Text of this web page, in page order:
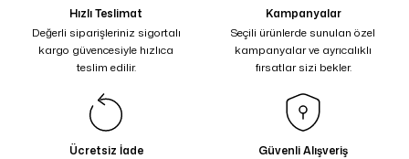
Hızlı Teslimat
Değerli siparişleriniz sigortalı
kargo güvencesiyle hızlıca
teslim edilir.
Kampanyalar
Seçili ürünlerde sunulan özel
kampanyalar ve ayrıcalıklı
fırsatlar sizi bekler.
Ücretsiz İade
Güvenli Alışveriş